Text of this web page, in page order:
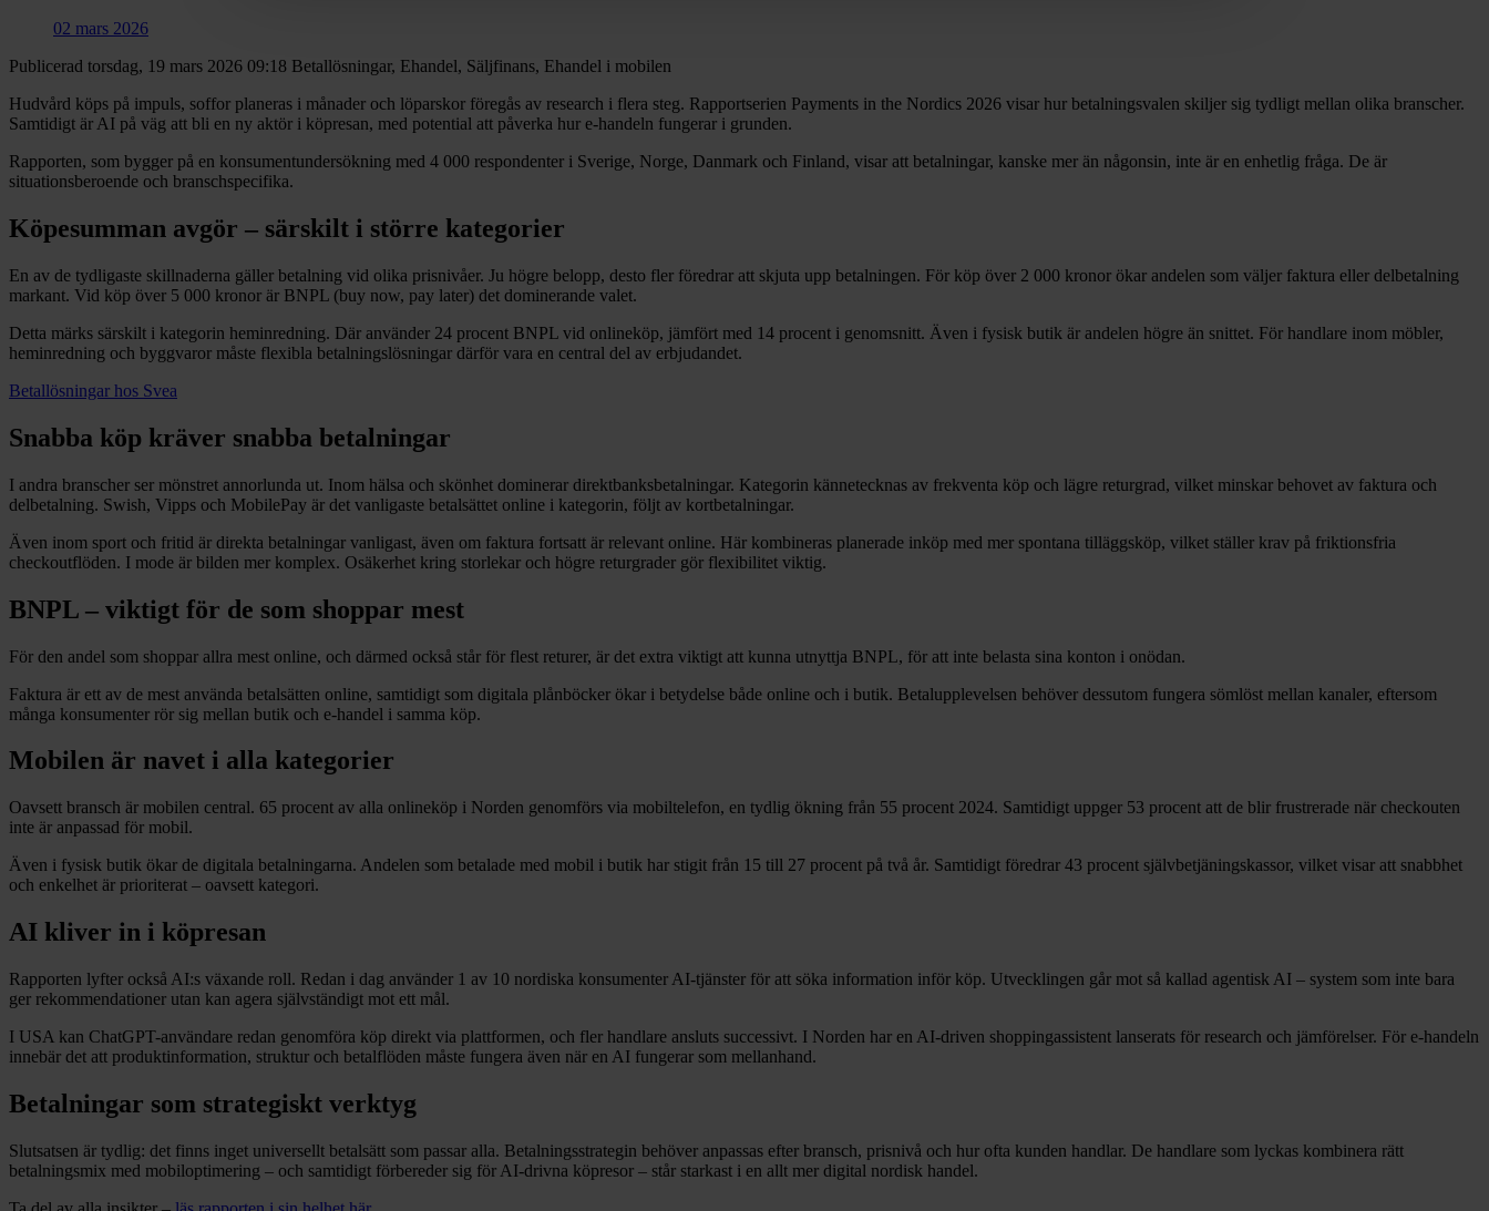
02 mars 2026
Publicerad torsdag, 19 mars 2026 09:18 Betallösningar, Ehandel, Säljfinans, Ehandel i mobilen
Hudvård köps på impuls, soffor planeras i månader och löparskor föregås av research i flera steg. Rapportserien Payments in the Nordics 2026 visar hur betalningsvalen skiljer sig tydligt mellan olika branscher.
Samtidigt är AI på väg att bli en ny aktör i köpresan, med potential att påverka hur e-handeln fungerar i grunden.
Rapporten, som bygger på en konsumentundersökning med 4 000 respondenter i Sverige, Norge, Danmark och Finland, visar att betalningar, kanske mer än någonsin, inte är en enhetlig fråga. De är
situationsberoende och branschspecifika.
Köpesumman avgör – särskilt i större kategorier
En av de tydligaste skillnaderna gäller betalning vid olika prisnivåer. Ju högre belopp, desto fler föredrar att skjuta upp betalningen. För köp över 2 000 kronor ökar andelen som väljer faktura eller delbetalning
markant. Vid köp över 5 000 kronor är BNPL (buy now, pay later) det dominerande valet.
Detta märks särskilt i kategorin heminredning. Där använder 24 procent BNPL vid onlineköp, jämfört med 14 procent i genomsnitt. Även i fysisk butik är andelen högre än snittet. För handlare inom möbler,
heminredning och byggvaror måste flexibla betalningslösningar därför vara en central del av erbjudandet.
Betallösningar hos Svea
Snabba köp kräver snabba betalningar
I andra branscher ser mönstret annorlunda ut. Inom hälsa och skönhet dominerar direktbanksbetalningar. Kategorin kännetecknas av frekventa köp och lägre returgrad, vilket minskar behovet av faktura och
delbetalning. Swish, Vipps och MobilePay är det vanligaste betalsättet online i kategorin, följt av kortbetalningar.
Även inom sport och fritid är direkta betalningar vanligast, även om faktura fortsatt är relevant online. Här kombineras planerade inköp med mer spontana tilläggsköp, vilket ställer krav på friktionsfria
checkoutflöden. I mode är bilden mer komplex. Osäkerhet kring storlekar och högre returgrader gör flexibilitet viktig.
BNPL – viktigt för de som shoppar mest
För den andel som shoppar allra mest online, och därmed också står för flest returer, är det extra viktigt att kunna utnyttja BNPL, för att inte belasta sina konton i onödan.
Faktura är ett av de mest använda betalsätten online, samtidigt som digitala plånböcker ökar i betydelse både online och i butik. Betalupplevelsen behöver dessutom fungera sömlöst mellan kanaler, eftersom
många konsumenter rör sig mellan butik och e-handel i samma köp.
Mobilen är navet i alla kategorier
Oavsett bransch är mobilen central. 65 procent av alla onlineköp i Norden genomförs via mobiltelefon, en tydlig ökning från 55 procent 2024. Samtidigt uppger 53 procent att de blir frustrerade när checkouten
inte är anpassad för mobil.
Även i fysisk butik ökar de digitala betalningarna. Andelen som betalade med mobil i butik har stigit från 15 till 27 procent på två år. Samtidigt föredrar 43 procent självbetjäningskassor, vilket visar att snabbhet
och enkelhet är prioriterat – oavsett kategori.
AI kliver in i köpresan
Rapporten lyfter också AI:s växande roll. Redan i dag använder 1 av 10 nordiska konsumenter AI-tjänster för att söka information inför köp. Utvecklingen går mot så kallad agentisk AI – system som inte bara
ger rekommendationer utan kan agera självständigt mot ett mål.
I USA kan ChatGPT-användare redan genomföra köp direkt via plattformen, och fler handlare ansluts successivt. I Norden har en AI-driven shoppingassistent lanserats för research och jämförelser. För e-handeln
innebär det att produktinformation, struktur och betalflöden måste fungera även när en AI fungerar som mellanhand.
Betalningar som strategiskt verktyg
Slutsatsen är tydlig: det finns inget universellt betalsätt som passar alla. Betalningsstrategin behöver anpassas efter bransch, prisnivå och hur ofta kunden handlar. De handlare som lyckas kombinera rätt
betalningsmix med mobiloptimering – och samtidigt förbereder sig för AI-drivna köpresor – står starkast i en allt mer digital nordisk handel.